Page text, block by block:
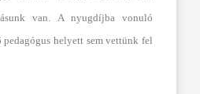
van. A nyugdíjba vonuló
pedagógus helyett sem vettünk fel